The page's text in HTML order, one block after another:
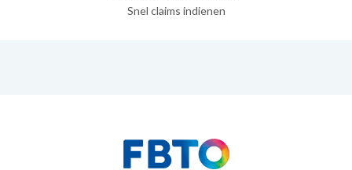
Snel claims indienen